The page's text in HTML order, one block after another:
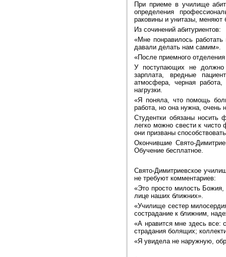
При приеме в училище
определения
раковины и унитазы,
Из сочинений абитуриентов:
«Мне понравилось
давали делать нам самим».
«После приемного
У поступающих не должно
зарплата, вредные
атмосфера, черная
нагрузки.
«Я поняла, что помощь
работа, но она нужна, очень
Студентки обязаны носить
легко можно свести к чисто
они призваны
Окончившие Свято-
Обучение бесплатное.
Свято-Димитриевское
не требуют комментариев:
«Это просто милость
лице наших ближних».
«Училище сестер
сострадание к ближним,
«А нравится мне здесь все:
страдания болящих;
«Я увидела не наружную,